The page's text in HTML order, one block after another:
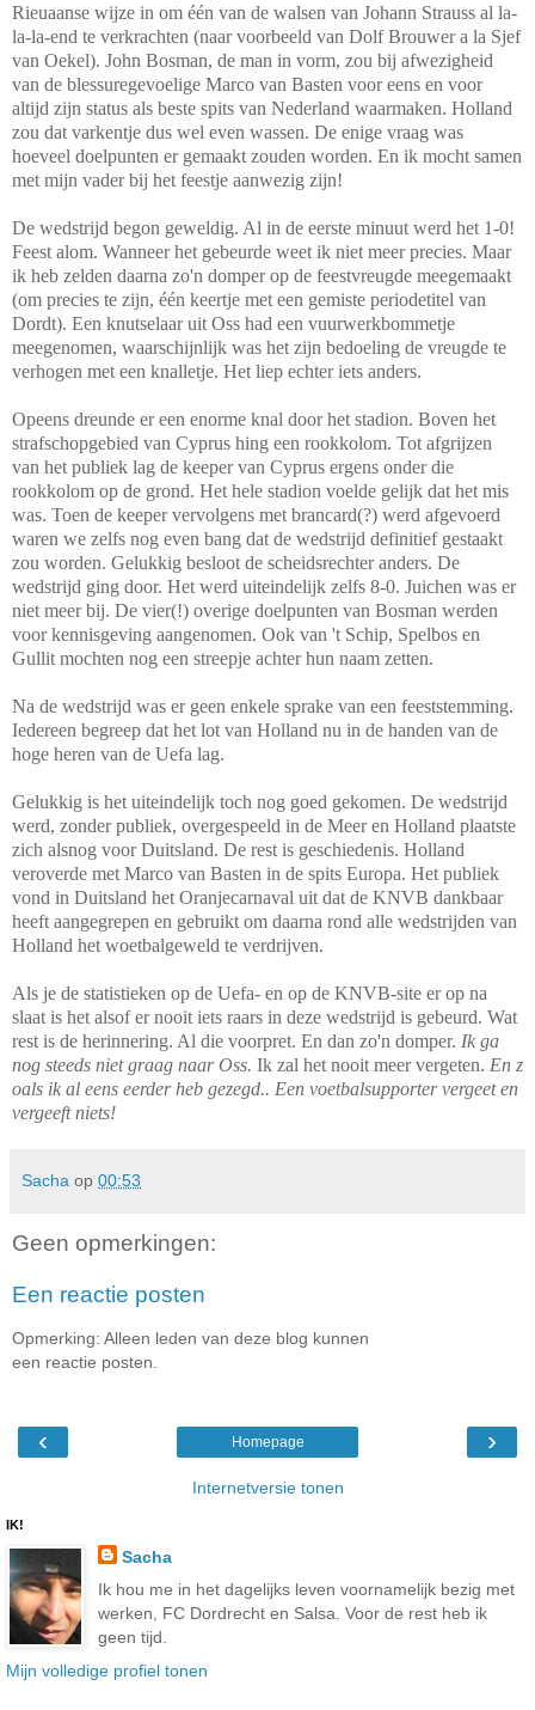
Rieuaanse wijze in om één van de walsen van Johann Strauss al la-
la-la-end te verkrachten (naar voorbeeld van Dolf Brouwer a la Sjef
van Oekel). John Bosman, de man in vorm, zou bij afwezigheid
van de blessuregevoelige Marco van Basten voor eens en voor
altijd zijn status als beste spits van Nederland waarmaken. Holland
zou dat varkentje dus wel even wassen. De enige vraag was
hoeveel doelpunten er gemaakt zouden worden. En ik mocht samen
met mijn vader bij het feestje aanwezig zijn!
De wedstrijd begon geweldig. Al in de eerste minuut werd het 1-0!
Feest alom. Wanneer het gebeurde weet ik niet meer precies. Maar
ik heb zelden daarna zo'n domper op de feestvreugde meegemaakt
(om precies te zijn, één keertje met een gemiste periodetitel van
Dordt). Een knutselaar uit Oss had een vuurwerkbommetje
meegenomen, waarschijnlijk was het zijn bedoeling de vreugde te
verhogen met een knalletje. Het liep echter iets anders.
Opeens dreunde er een enorme knal door het stadion. Boven het
strafschopgebied van Cyprus hing een rookkolom. Tot afgrijzen
van het publiek lag de keeper van Cyprus ergens onder die
rookkolom op de grond. Het hele stadion voelde gelijk dat het mis
was. Toen de keeper vervolgens met brancard(?) werd afgevoerd
waren we zelfs nog even bang dat de wedstrijd definitief gestaakt
zou worden. Gelukkig besloot de scheidsrechter anders. De
wedstrijd ging door. Het werd uiteindelijk zelfs 8-0. Juichen was er
niet meer bij. De vier(!) overige doelpunten van Bosman werden
voor kennisgeving aangenomen. Ook van 't Schip, Spelbos en
Gullit mochten nog een streepje achter hun naam zetten.
Na de wedstrijd was er geen enkele sprake van een feeststemming.
Iedereen begreep dat het lot van Holland nu in de handen van de
hoge heren van de Uefa lag.
Gelukkig is het uiteindelijk toch nog goed gekomen. De wedstrijd
werd, zonder publiek, overgespeeld in de Meer en Holland plaatste
zich alsnog voor Duitsland. De rest is geschiedenis. Holland
veroverde met Marco van Basten in de spits Europa. Het publiek
vond in Duitsland het Oranjecarnaval uit dat de KNVB dankbaar
heeft aangegrepen en gebruikt om daarna rond alle wedstrijden van
Holland het woetbalgeweld te verdrijven.
Als je de statistieken op de Uefa- en op de KNVB-site er op na
slaat is het alsof er nooit iets raars in deze wedstrijd is gebeurd. Wat
rest is de herinnering. Al die voorpret. En dan zo'n domper. Ik ga
nog steeds niet graag naar Oss. Ik zal het nooit meer vergeten. En z
oals ik al eens eerder heb gezegd.. Een voetbalsupporter vergeet en
vergeeft niets!
Sacha op 00:53
Geen opmerkingen:
Een reactie posten
Opmerking: Alleen leden van deze blog kunnen
een reactie posten.
‹ ›
Homepage
Internetversie tonen
IK!
Sacha
Ik hou me in het dagelijks leven voornamelijk bezig met
werken, FC Dordrecht en Salsa. Voor de rest heb ik
geen tijd.
Mijn volledige profiel tonen